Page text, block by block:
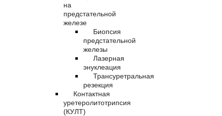
на
предстательной
железе
Биопсия
предстательной
железы
Лазерная
энуклеация
Трансуретральная
резекция
Контактная
уретеролитотрипсия
(КУЛТ)